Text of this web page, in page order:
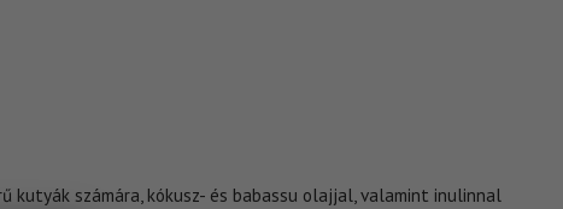
kutyák számára, kókusz- és babassu olajjal, valamint inulinnal